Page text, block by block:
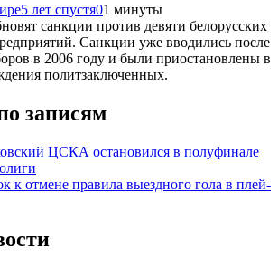
5 лет спустя01 минуты
санкции против девяти белорусских
Санкции уже вводились после
в 2006 году и были приостановлены в
политзаключенных.
записям
ЦСКА остановился в полуфинале
к отмене правила выездного гола в плей-